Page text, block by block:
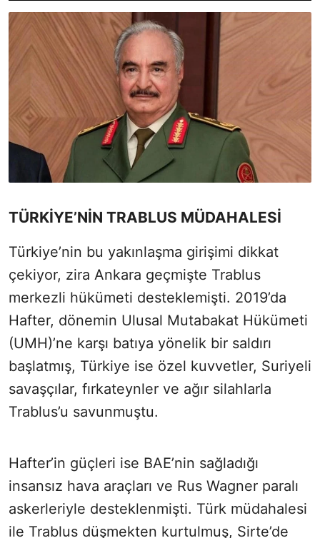
TÜRKİYE’NİN TRABLUS MÜDAHALESİ
Türkiye’nin bu yakınlaşma girişimi dikkat
çekiyor, zira Ankara geçmişte Trablus
merkezli hükümeti desteklemişti. 2019’da
Hafter, dönemin Ulusal Mutabakat Hükümeti
(UMH)’ne karşı batıya yönelik bir saldırı
başlatmış, Türkiye ise özel kuvvetler, Suriyeli
savaşçılar, fırkateynler ve ağır silahlarla
Trablus’u savunmuştu.
Hafter’in güçleri ise BAE’nin sağladığı
insansız hava araçları ve Rus Wagner paralı
askerleriyle desteklenmişti. Türk müdahalesi
ile Trablus düşmekten kurtulmuş, Sirte’de